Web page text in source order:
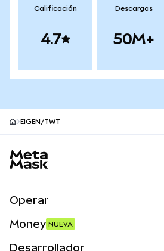
Calificación
4.7
Descargas
50M+
EIGEN/TWT
Operar
Money NUEVA
Desarrollador